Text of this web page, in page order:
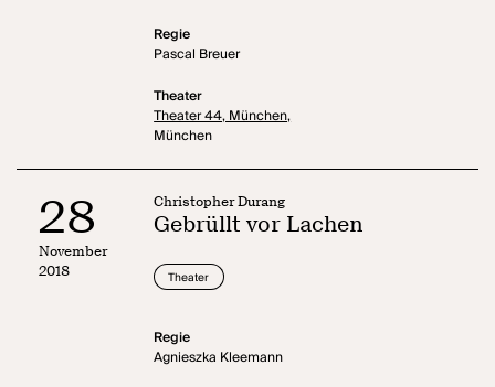
Regie
Pascal Breuer
Theater
Theater 44, München,
München
28
November
2018
Christopher Durang
Gebrüllt vor Lachen
Theater
Regie
Agnieszka Kleemann